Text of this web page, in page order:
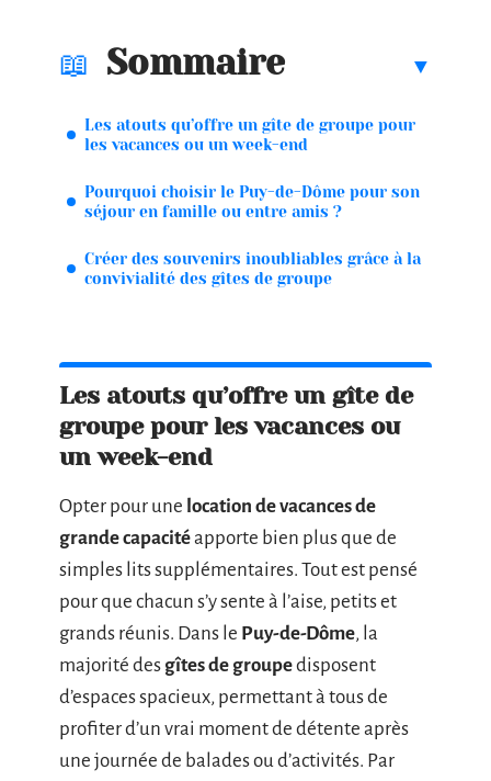
Sommaire
Les atouts qu’offre un gîte de groupe pour
les vacances ou un week-end
Pourquoi choisir le Puy-de-Dôme pour son
séjour en famille ou entre amis ?
Créer des souvenirs inoubliables grâce à la
convivialité des gîtes de groupe
Les atouts qu’offre un gîte de
groupe pour les vacances ou
un week-end
Opter pour une location de vacances de
grande capacitéapporte bien plus que de
simples lits supplémentaires. Tout est pensé
pour que chacun s’y sente à l’aise, petits et
grands réunis. Dans le Puy-de-Dôme, la
majorité des gîtes de groupedisposent
d’espaces spacieux, permettant à tous de
profiter d’un vrai moment de détente après
une journée de balades ou d’activités. Par